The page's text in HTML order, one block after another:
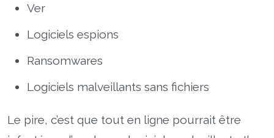
Ver
Logiciels espions
Ransomwares
Logiciels malveillants sans fichiers
Le pire, c’est que tout en ligne pourrait être